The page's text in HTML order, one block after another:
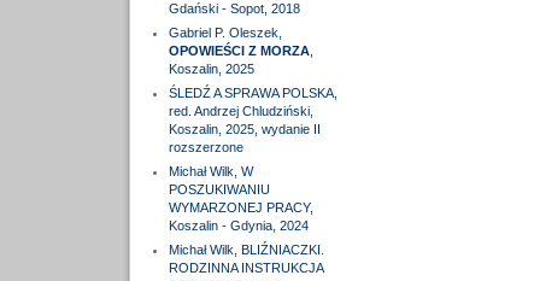
Gdański - Sopot, 2018
Gabriel P. Oleszek,
OPOWIEŚCI Z MORZA,
Koszalin, 2025
ŚLEDŹ A SPRAWA POLSKA,
red. Andrzej Chludziński,
Koszalin, 2025, wydanie II
rozszerzone
Michał Wilk, W
POSZUKIWANIU
WYMARZONEJ PRACY,
Koszalin - Gdynia, 2024
Michał Wilk, BLIŹNIACZKI.
RODZINNA INSTRUKCJA